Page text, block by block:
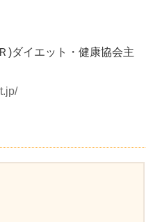
)ダイエット・健康協会主